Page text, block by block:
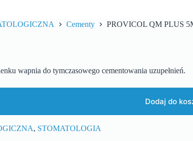
Cementy
PROVICOL QM PLUS
wapnia do tymczasowego cementowania uzupełnień.
Dodaj do
, STOMATOLOGIA